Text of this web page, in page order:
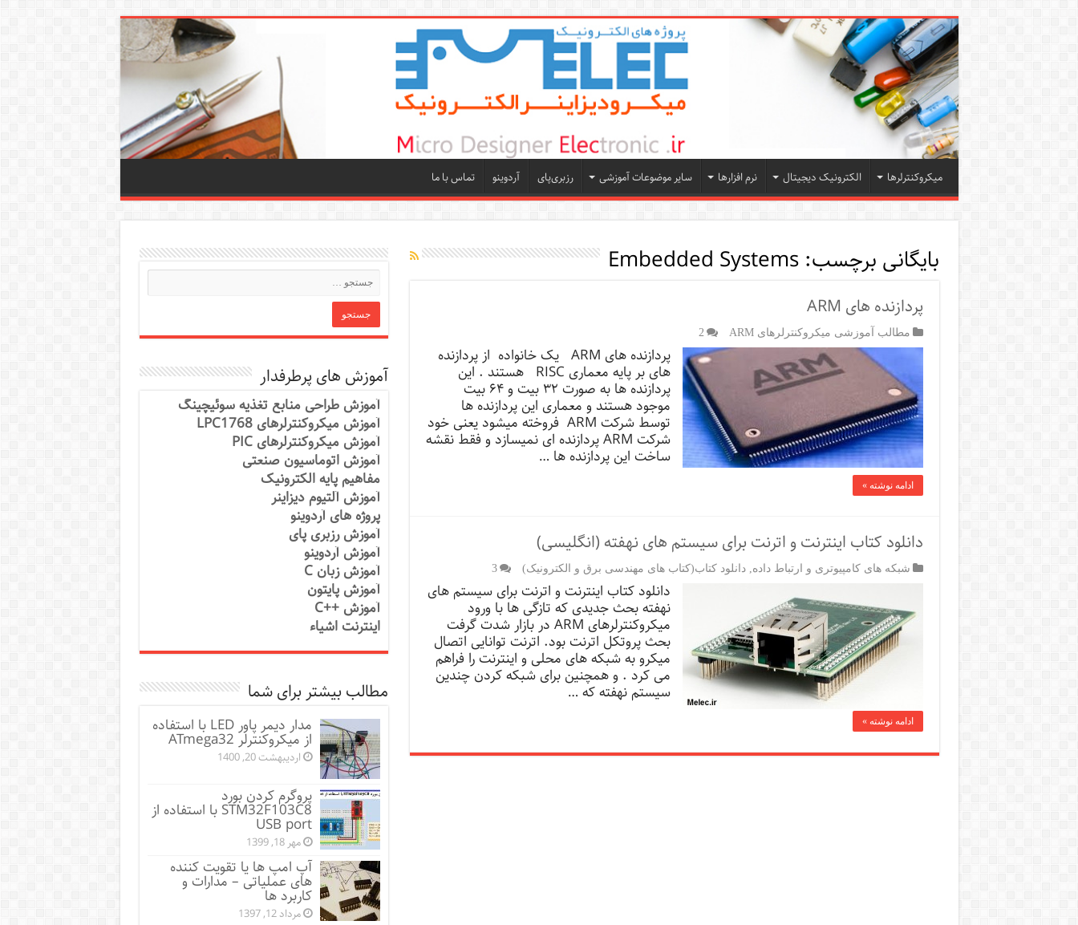
میکروکنترلرها الکترونیک دیجیتال نرم افزارها سایر موضوعات آموزشی رزبری‌پای آردوینو تماس با ما
بایگانی برچسب:Embedded Systems
پردازنده های ARM
مطالب آموزشی میکروکنترلرهای ARM 2
پردازنده های ARM یک خانواده از پردازنده
های بر پایه معماری RISC هستند . این
پردازنده ها به صورت ۳۲ بیت و ۶۴ بیت
موجود هستند و معماری این پردازنده ها
توسط شرکت ARM فروخته میشود یعنی خود
شرکت ARM پردازنده ای نمیسازد و فقط نقشه
ساخت این پردازنده ها …
ادامه نوشته »
دانلود کتاب اینترنت و اترنت برای سیستم های نهفته (انگلیسی)
شبکه های کامپیوتری و ارتباط داده ,دانلود کتاب(کتاب های مهندسی برق و الکترونیک) 3
دانلود کتاب اینترنت و اترنت برای سیستم های
نهفته بحث جدیدی که تازگی ها با ورود
میکروکنترلرهای ARM در بازار شدت گرفت
بحث پروتکل اترنت بود. اترنت توانایی اتصال
میکرو به شبکه های محلی و اینترنت را فراهم
می کرد . و همچنین برای شبکه کردن چندین
سیستم نهفته که …
ادامه نوشته »
آموزش های پرطرفدار
آموزش طراحی منابع تغذیه سوئیچینگ
آموزش میکروکنترلرهای LPC1768
آموزش میکروکنترلرهای PIC
آموزش اتوماسیون صنعتی
مفاهیم پایه الکترونیک
آموزش آلتیوم دیزاینر
پروژه های آردوینو
آموزش رزبری پای
آموزش آردوینو
آموزش زبان C
آموزش پایتون
آموزش ++C
اینترنت اشیاء
مطالب بیشتر برای شما
مدار دیمر پاور LED با استفاده
از میکروکنترلر ATmega32
اردیبهشت 20, 1400
پروگرم کردن بورد
STM32F103C8 با استفاده از
USB port
مهر 18, 1399
آپ امپ ها یا تقویت کننده
های عملیاتی – مدارات و
کاربرد ها
مرداد 12, 1397